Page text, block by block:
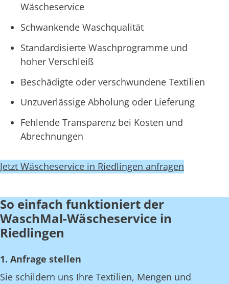
Wäscheservice
Schwankende Waschqualität
Standardisierte Waschprogramme und
hoher Verschleiß
Beschädigte oder verschwundene Textilien
Unzuverlässige Abholung oder Lieferung
Fehlende Transparenz bei Kosten und
Abrechnungen
Jetzt Wäscheservice in Riedlingen anfragen
So einfach funktioniert der
WaschMal-Wäscheservice in
Riedlingen
1. Anfrage stellen
Sie schildern uns Ihre Textilien, Mengen und